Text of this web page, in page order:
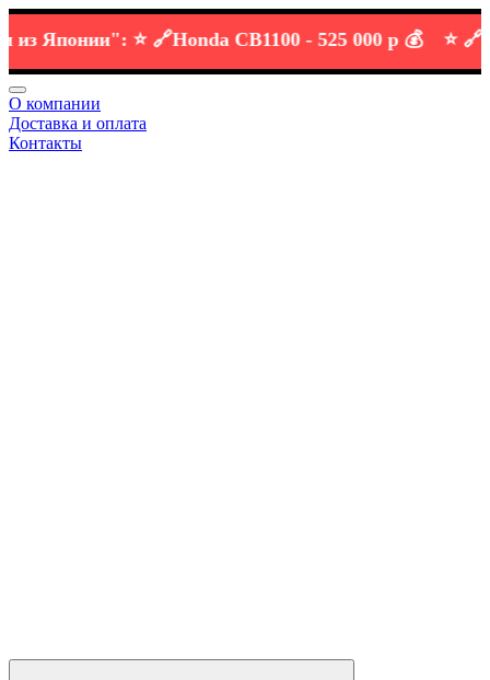
⭐️ 🔗 Honda CB1100 -525 000 р 💰 ⭐️ 🔗
О компании
Доставка и оплата
Контакты